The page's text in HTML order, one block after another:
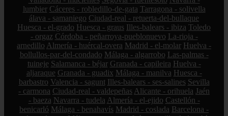
lumbier Cáceres - robledillo-de-gata Tarragona - solivella
álava - samaniego Ciudad-real - retuerta-del-bullaque
Huesca - el-grado Huesca - graus Illes-balears - ibiza Toledo
- orgaz Córdoba - peñarroya-pueblonuevo La-rioja -
arnedillo Almería - huércal-overa Madrid - el-molar Huelva -
bollullos-par-del-condado Málaga - algarrobo Las-palmas -
tuineje Salamanca - béjar Granada - capileira Huelva -
aljaraque Granada - guadix Málaga - manilva Huesca -
barbastro Valencia - sagunt Illes-balears - ses-salines Sevilla
- carmona Ciudad-real - valdepeñas Alicante - orihuela Jaén
- baeza Navarra - tudela Almería - el-ejido Castellón -
benicarló Málaga - benahavís Madrid - coslada Barcelona -